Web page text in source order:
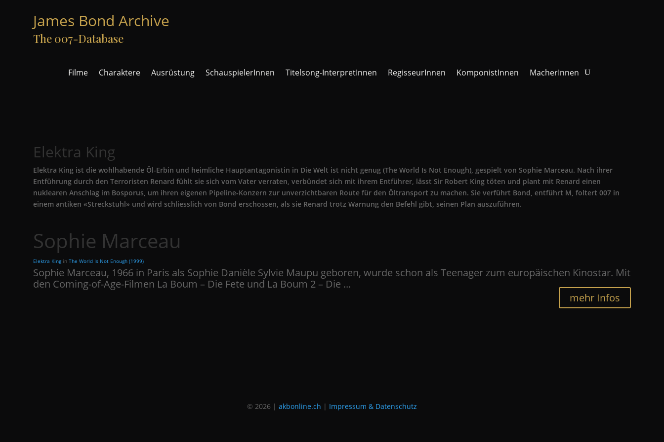
James Bond Archive
The 007-Database
Filme Charaktere Ausrüstung SchauspielerInnen Titelsong-InterpretInnen RegisseurInnen KomponistInnen MacherInnen
Elektra King
Elektra King ist die wohlhabende Öl-Erbin und heimliche Hauptantagonistin in Die Welt ist nicht genug (The World Is Not Enough), gespielt von Sophie Marceau. Nach ihrer
Entführung durch den Terroristen Renard fühlt sie sich vom Vater verraten, verbündet sich mit ihrem Entführer, lässt Sir Robert King töten und plant mit Renard einen
nuklearen Anschlag im Bosporus, um ihren eigenen Pipeline‑Konzern zur unverzichtbaren Route für den Öltransport zu machen. Sie verführt Bond, entführt M, foltert 007 in
einem antiken «Streckstuhl» und wird schliesslich von Bond erschossen, als sie Renard trotz Warnung den Befehl gibt, seinen Plan auszuführen.
Sophie Marceau
Elektra KinginThe World Is Not Enough (1999)
Sophie Marceau, 1966 in Paris als Sophie Danièle Sylvie Maupu geboren, wurde schon als Teenager zum europäischen Kinostar. Mit
den Coming-of-Age-Filmen La Boum – Die Fete und La Boum 2 – Die ...
mehr Infos
© 2026 | akbonline.ch | Impressum & Datenschutz